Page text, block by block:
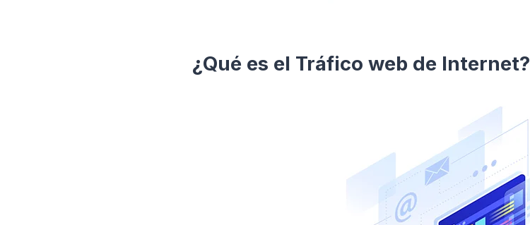
¿Qué es el Tráfico web de Internet?